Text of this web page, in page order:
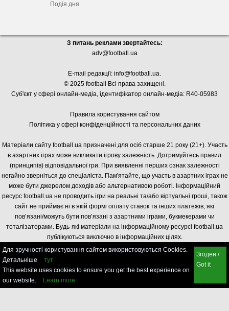
Подія дня
З питань реклами звертайтесь:
adv@football.ua
E-mail редакції: info@football.ua.
© 2025 football Всі права захищені.
Суб'єкт у сфері онлайн-медіа, ідентифікатор онлайн-медіа: R40-05983
Правила користування сайтом
Політика у сфері конфіденційності та персональних даних
Матеріали сайту football.ua призначені для осіб старше 21 року (21+). Участь
в азартних іграх може викликати ігрову залежність. Дотримуйтесь правил
(принципів) відповідальної гри. При виявленні перших ознак залежності
негайно зверніться до спеціаліста. Пам'ятайте, що участь в азартних іграх не
може бути джерелом доходів або альтернативою роботі. Інформаційний
ресурс football.ua не проводить ігри на реальні та/або віртуальні гроші, також
сайт не приймає ні в якій формі оплату ставок та інших платежів, які
пов’язані/можуть бути пов’язані з азартними іграми, букмекерами чи
тоталізаторами. Будь-які матеріали на інформаційному ресурсі football.ua
публікуються виключно в інформаційних цілях.
Для зручності користування сайтом використовуються Cookies.
Детальніше
тут
This website uses cookies to ensure you get the best experience on
our website.
Learn more
Згоден /
Got it